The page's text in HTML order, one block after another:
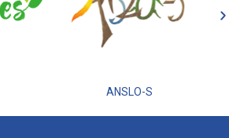
ANSLO-S